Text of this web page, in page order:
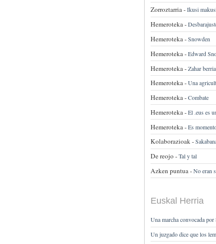
Zorroztarria -Ikusi
Hemeroteka -
Hemeroteka -Snowden
Hemeroteka -Edward
Hemeroteka -Zahar
Hemeroteka -Una
Hemeroteka -Combate
Hemeroteka -El .eus es
Hemeroteka -Es
Kolaborazioak -
De reojo -Tal y tal
Azken puntua -No eran
Euskal Herria
Una marcha convocada
Un juzgado dice que los